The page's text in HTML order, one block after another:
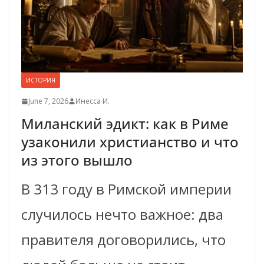
ИСТОРИЯ
June 7, 2026 Инесса И.
Миланский эдикт: как в Риме
узаконили христианство и что
из этого вышло
В 313 году в Римской империи
случилось нечто важное: два
правителя договорились, что